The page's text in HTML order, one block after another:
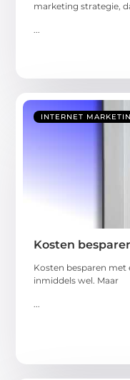
marketing strategie,
INTERNET
Kosten
Kosten besparen met
inmiddels wel. Maar